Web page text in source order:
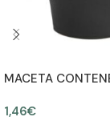
MACETA
1,46€